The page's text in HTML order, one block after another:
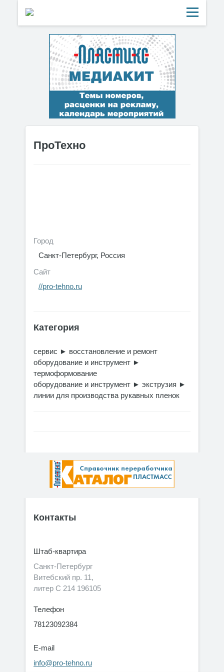
ПроТехно
Город
Санкт-Петербург, Россия
Сайт
//pro-tehno.ru
Категория
сервис ► восстановление и ремонт
оборудование и инструмент ►
термоформование
оборудование и инструмент ► экструзия ►
линии для производства рукавных пленок
Контакты
Штаб-квартира
Санкт-Петербург
Витебский пр. 11,
литер С 214 196105
Телефон
78123092384
E-mail
info@pro-tehno.ru